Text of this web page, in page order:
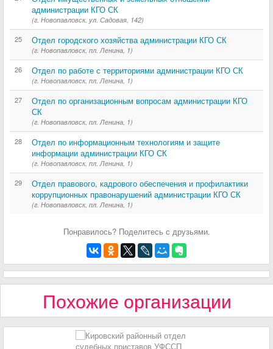
администрации КГО СК
(г. Новопавловск, ул. Садовая, 142)
25 Отдел городского хозяйства администрации КГО СК
(г. Новопавловск, пл. Ленина, 1)
26 Отдел по работе с территориями администрации КГО СК
(г. Новопавловск, пл. Ленина, 1)
27
Отдел по организационным вопросам администрации КГО
СК
(г. Новопавловск, пл. Ленина, 1)
28
Отдел по информационным технологиям и защите
информации администрации КГО СК
(г. Новопавловск, пл. Ленина, 1)
29
Отдел правового, кадрового обеспечения и профилактики
коррупционных правонарушений администрации КГО СК
(г. Новопавловск, пл. Ленина, 1)
Понравилось? Поделитесь с друзьями.
Похожие организации